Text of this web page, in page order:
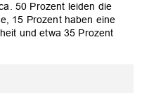
50 Prozent leiden die
15 Prozent haben eine
und etwa 35 Prozent